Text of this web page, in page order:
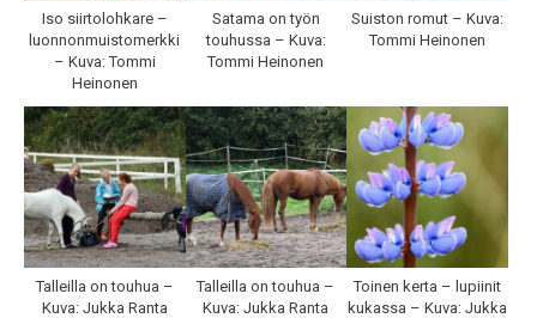
Iso siirtolohkare –
luonnonmuistomerkki
– Kuva: Tommi
Heinonen
Satama on työn
touhussa – Kuva:
Tommi Heinonen
Suiston romut – Kuva:
Tommi Heinonen
Talleilla on touhua –
Kuva: Jukka Ranta
Talleilla on touhua –
Kuva: Jukka Ranta
Toinen kerta – lupiinit
kukassa – Kuva: Jukka